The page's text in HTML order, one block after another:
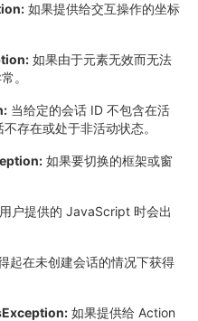
如果提供给交互操作的坐标
如果由于元素无效而无法
。
当给定的会话 ID 不包含在活
存在或处于非活动状态。
如果要切换的框架或窗
户提供的 JavaScript 时会出
起在未创建会话的情况下获得
如果提供给 Action